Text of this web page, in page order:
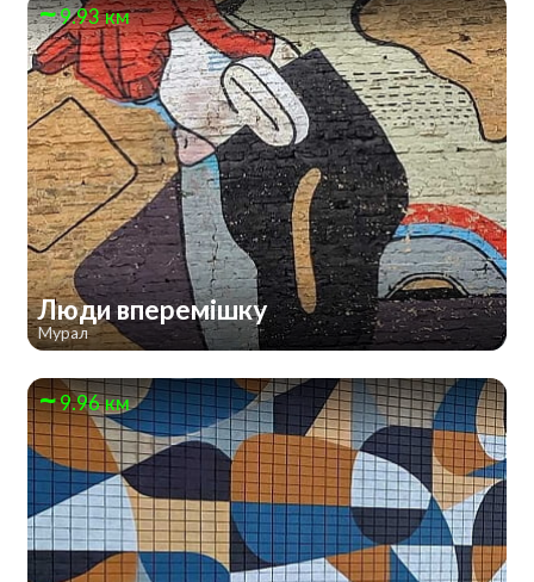
9.93 км
Люди вперемішку
Мурал
9.96 км